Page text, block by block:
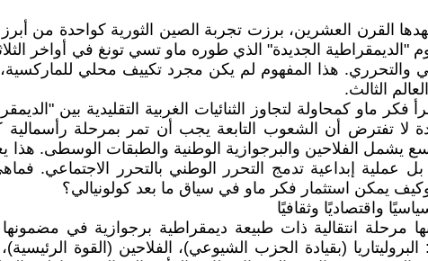
القرن العشرين، برزت تجربة الصين الثورية كواحدة من أبرز
هذا المفهوم لم يكن مجرد تكييف محلي للماركسية،
الثالث.
ماو كمحاولة لتجاوز الثنائيات الغربية التقليدية بين
لا تفترض أن الشعوب التابعة يجب أن تمر بمرحلة رأسمالية
واسع يشمل الفلاحين والبرجوازية الوطنية والطبقات الوسطى.
بل عملية إبداعية تدمج التحرر الوطني بالتحرر الاجتماعي.
يمكن استثمار فكر ماو في سياق ما بعد كولونيالي؟
واقتصاديًا وثقافيًا
مرحلة انتقالية ذات طبيعة ديمقراطية برجوازية في
(بقيادة الحزب الشيوعي)، الفلاحين (القوة